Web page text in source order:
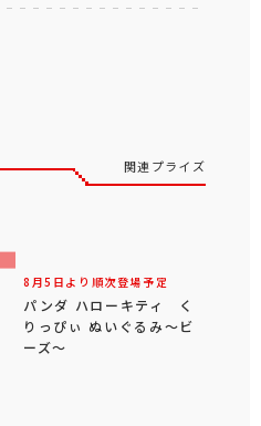
関連プライズ
8月5日より順次登場予定
パンダ ハローキティ く
りっぴぃ ぬいぐるみ～ビ
ーズ～